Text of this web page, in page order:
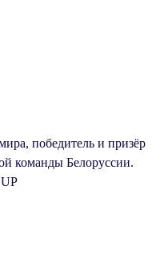
победитель и призёр
команды Белоруссии.